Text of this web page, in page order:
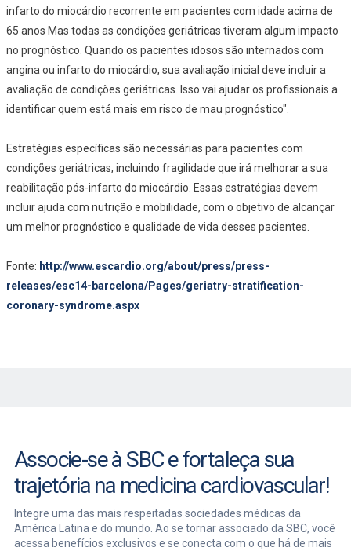
infarto do miocárdio recorrente em pacientes com idade acima de
65 anos Mas todas as condições geriátricas tiveram algum impacto
no prognóstico. Quando os pacientes idosos são internados com
angina ou infarto do miocárdio, sua avaliação inicial deve incluir a
avaliação de condições geriátricas. Isso vai ajudar os profissionais a
identificar quem está mais em risco de mau prognóstico".
Estratégias específicas são necessárias para pacientes com
condições geriátricas, incluindo fragilidade que irá melhorar a sua
reabilitação pós-infarto do miocárdio. Essas estratégias devem
incluir ajuda com nutrição e mobilidade, com o objetivo de alcançar
um melhor prognóstico e qualidade de vida desses pacientes.
Fonte: http://www.escardio.org/about/press/press-
releases/esc14-barcelona/Pages/geriatry-stratification-
coronary-syndrome.aspx
Associe-se à SBC e fortaleça sua
trajetória na medicina cardiovascular!
Integre uma das mais respeitadas sociedades médicas da
América Latina e do mundo. Ao se tornar associado da SBC, você
acessa benefícios exclusivos e se conecta com o que há de mais